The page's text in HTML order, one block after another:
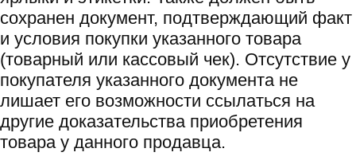
сохранен документ, подтверждающий факт
и условия покупки указанного товара
(товарный или кассовый чек). Отсутствие у
покупателя указанного документа не
лишает его возможности ссылаться на
другие доказательства приобретения
товара у данного продавца.